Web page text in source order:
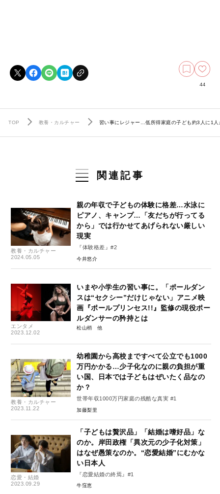
44
TOP 教養・カルチャー 習い事にレジャー…低所得家庭の子ども約3人に1
関連記事
教養・カルチャー
2024.05.05
親の年収で子どもの体験に格差…水泳に
ピアノ、キャンプ…「友だちが行ってる
から」では行かせてあげられない厳しい
現実
『体験格差』#2
今井悠介
エンタメ
2023.12.02
いまや小学生の習い事に。「ポールダン
スは“セクシー”だけじゃない」アニメ映
画『ポールプリンセス!!』監修の現役ポー
ルダンサーの矜持とは
松山梢
教養・カルチャー
2023.11.22
幼稚園から高校まですべて公立でも1000
万円かかる…少子化なのに親の負担が重
い国、日本では子どもはぜいたく品なの
か？
世帯年収1000万円家庭の残酷な真実 #1
加藤梨里
恋愛・結婚
2023.09.29
「子どもは贅沢品」「結婚は嗜好品」な
のか。岸田政権「異次元の少子化対策」
はなぜ愚策なのか。“恋愛結婚”にむかな
い日本人
『恋愛結婚の終焉』#1
牛窪恵